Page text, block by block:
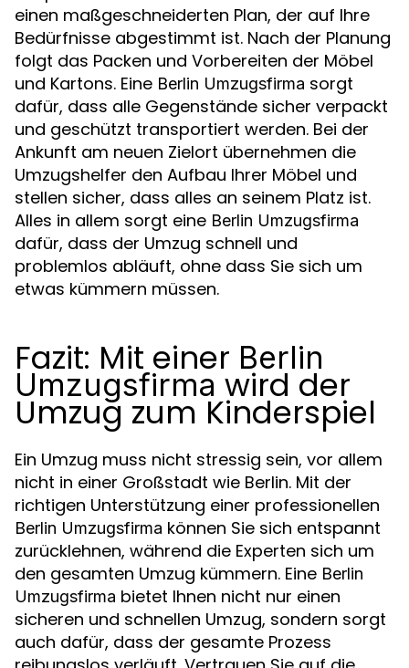
einen maßgeschneiderten Plan, der auf Ihre
Bedürfnisse abgestimmt ist. Nach der Planung
folgt das Packen und Vorbereiten der Möbel
und Kartons. Eine Berlin Umzugsfirma sorgt
dafür, dass alle Gegenstände sicher verpackt
und geschützt transportiert werden. Bei der
Ankunft am neuen Zielort übernehmen die
Umzugshelfer den Aufbau Ihrer Möbel und
stellen sicher, dass alles an seinem Platz ist.
Alles in allem sorgt eine Berlin Umzugsfirma
dafür, dass der Umzug schnell und
problemlos abläuft, ohne dass Sie sich um
etwas kümmern müssen.
Fazit: Mit einer Berlin
Umzugsfirma wird der
Umzug zum Kinderspiel
Ein Umzug muss nicht stressig sein, vor allem
nicht in einer Großstadt wie Berlin. Mit der
richtigen Unterstützung einer professionellen
Berlin Umzugsfirma können Sie sich entspannt
zurücklehnen, während die Experten sich um
den gesamten Umzug kümmern. Eine Berlin
Umzugsfirma bietet Ihnen nicht nur einen
sicheren und schnellen Umzug, sondern sorgt
auch dafür, dass der gesamte Prozess